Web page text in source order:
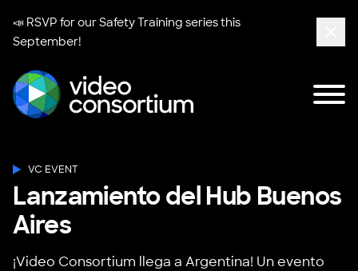
📣 RSVP for ourSafety Training seriesthis
September!
VC EVENT
Lanzamiento del Hub Buenos
Aires
¡Video Consortium llega a Argentina! Un evento